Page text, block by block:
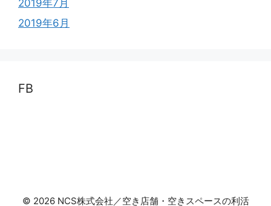
2019年7月
2019年6月
FB
© 2026 NCS株式会社／空き店舗・空きスペースの利活